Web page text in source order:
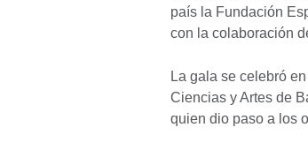
país la Fundación
con la colaboración
La gala se celebró
Ciencias y Artes de
quien dio paso a los